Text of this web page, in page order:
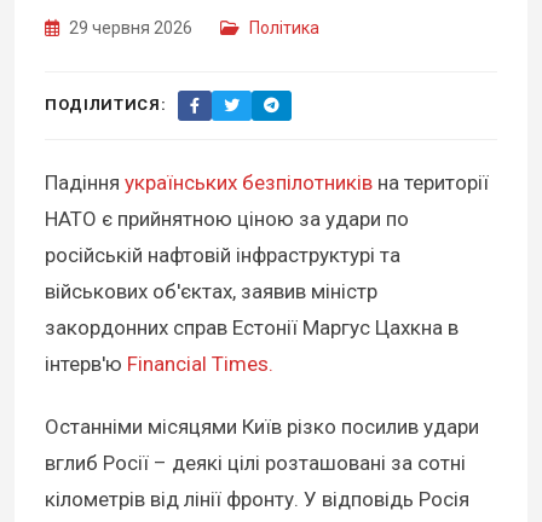
29 червня 2026 Політика
ПОДІЛИТИСЯ:
Падіння українських безпілотників на території
НАТО є прийнятною ціною за удари по
російській нафтовій інфраструктурі та
військових об'єктах, заявив міністр
закордонних справ Естонії Маргус Цахкна в
інтерв'ю Financial Times.
Останніми місяцями Київ різко посилив удари
вглиб Росії – деякі цілі розташовані за сотні
кілометрів від лінії фронту. У відповідь Росія